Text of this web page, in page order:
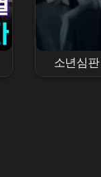
소년심판